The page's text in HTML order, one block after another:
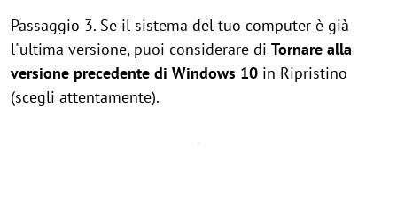
Passaggio 3. Se il sistema del tuo computer è già
l"ultima versione, puoi considerare di Tornare alla
versione precedente di Windows 10 in Ripristino
(scegli attentamente).